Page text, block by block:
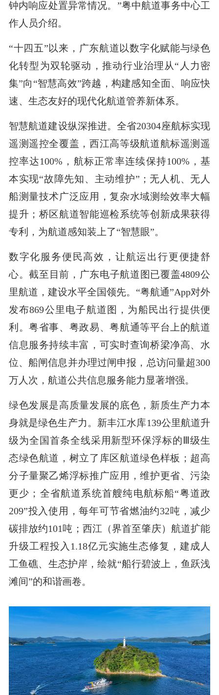
钟内响应处置异常情况。”粤中航道事务中心工
作人员介绍。
“十四五”以来，广东航道以数字化赋能与绿色
化转型为双轮驱动，推动行业治理从“人力密
集”向“智慧高效”跨越，构建感知全面、响应快
速、生态友好的现代化航道管养新体系。
智慧航道建设纵深推进。全省20304座航标实现
遥测遥控全覆盖，西江高等级航道航标遥测遥
控率达100%，航标正常率连续保持100%，基
本实现“故障先知、主动维护”；无人机、无人
船测量技术广泛应用，复杂水域测绘效率大幅
提升；桥区航道智能巡检系统等创新成果获得
专利，为航道感知装上了“智慧眼”。
数字化服务便民高效，让航运出行更便捷舒
心。截至目前，广东电子航道图已覆盖4809公
里航道，建设水平全国领先。“粤航通”App对外
发布869公里电子航道图，为船民出行提供便
利。粤省事、粤政易、粤航通等平台上的航道
信息服务持续丰富，可实时查询桥梁净高、水
位、船闸信息并办理过闸申报，总访问量超300
万人次，航道公共信息服务能力显著增强。
绿色发展是高质量发展的底色，新质生产力本
身就是绿色生产力。新丰江水库139公里航道升
级为全国首条全线采用新型环保浮标的Ⅲ级生
态绿色航道，树立了库区航道绿色样板；超高
分子量聚乙烯浮标推广应用，维护更省、污染
更少；全省航道系统首艘纯电航标船“粤道政
209”投入使用，每年可节省燃油约32吨，减少
碳排放约101吨；西江（界首至肇庆）航道扩能
升级工程投入1.18亿元实施生态修复，建成人
工鱼礁、生态护岸，绘就“船行碧波上，鱼跃浅
滩间”的和谐画卷。